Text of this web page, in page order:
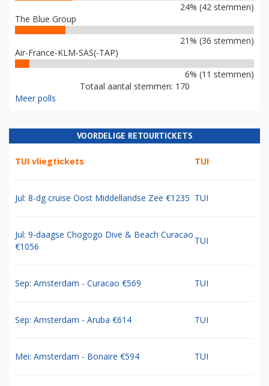
24% (42 stemmen)
The Blue Group
21% (36 stemmen)
Air-France-KLM-SAS(-TAP)
6% (11 stemmen)
Totaal aantal stemmen: 170
Meer polls
VOORDELIGE RETOURTICKETS
TUI vliegtickets TUI
Jul: 8-dg cruise Oost Middellandse Zee €1235 TUI
Jul: 9-daagse Chogogo Dive & Beach Curacao
€1056
TUI
Sep: Amsterdam - Curacao €569 TUI
Sep: Amsterdam - Aruba €614 TUI
Mei: Amsterdam - Bonaire €594 TUI